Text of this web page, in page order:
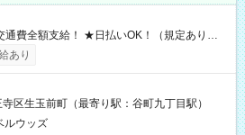
金GET♪ お仕事後はコンビニATMから 日払
あり
区生玉前町（最寄り駅：谷町九丁目駅）
ルウッズ